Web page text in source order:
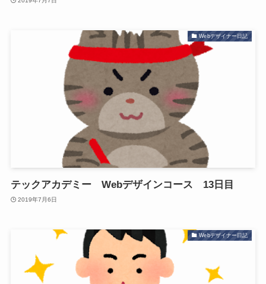
Webデザイナー日記
テックアカデミー Webデザインコース 13日目
2019年7月6日
Webデザイナー日記